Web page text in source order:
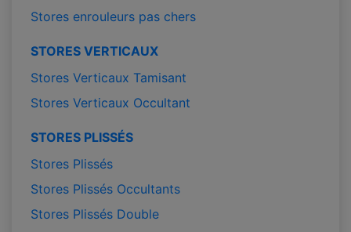
Stores enrouleurs pas chers
STORES VERTICAUX
Stores Verticaux Tamisant
Stores Verticaux Occultant
STORES PLISSÉS
Stores Plissés
Stores Plissés Occultants
Stores Plissés Double